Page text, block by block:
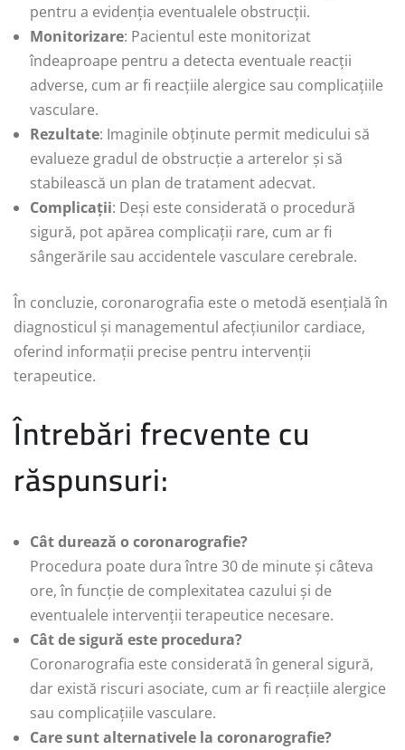
pentru a evidenția eventualele obstrucții.
Monitorizare: Pacientul este monitorizat
îndeaproape pentru a detecta eventuale reacții
adverse, cum ar fi reacțiile alergice sau complicațiile
vasculare.
Rezultate: Imaginile obținute permit medicului să
evalueze gradul de obstrucție a arterelor și să
stabilească un plan de tratament adecvat.
Complicații: Deși este considerată o procedură
sigură, pot apărea complicații rare, cum ar fi
sângerările sau accidentele vasculare cerebrale.
În concluzie, coronarografia este o metodă esențială în
diagnosticul și managementul afecțiunilor cardiace,
oferind informații precise pentru intervenții
terapeutice.
Întrebări frecvente cu
răspunsuri:
Cât durează o coronarografie?
Procedura poate dura între 30 de minute și câteva
ore, în funcție de complexitatea cazului și de
eventualele intervenții terapeutice necesare.
Cât de sigură este procedura?
Coronarografia este considerată în general sigură,
dar există riscuri asociate, cum ar fi reacțiile alergice
sau complicațiile vasculare.
Care sunt alternativele la coronarografie?